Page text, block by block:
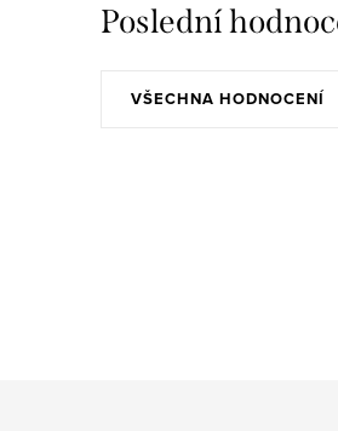
Poslední
VŠECHNA HODNOCENÍ